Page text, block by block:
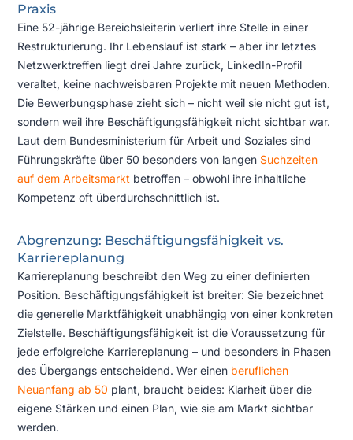
Praxis
Eine 52-jährige Bereichsleiterin verliert ihre Stelle in einer
Restrukturierung. Ihr Lebenslauf ist stark – aber ihr letztes
Netzwerktreffen liegt drei Jahre zurück, LinkedIn-Profil
veraltet, keine nachweisbaren Projekte mit neuen Methoden.
Die Bewerbungsphase zieht sich – nicht weil sie nicht gut ist,
sondern weil ihre Beschäftigungsfähigkeit nicht sichtbar war.
Laut dem Bundesministerium für Arbeit und Soziales sind
Führungskräfte über 50 besonders von langen Suchzeiten
auf dem Arbeitsmarkt betroffen – obwohl ihre inhaltliche
Kompetenz oft überdurchschnittlich ist.
Abgrenzung: Beschäftigungsfähigkeit vs.
Karriereplanung
Karriereplanung beschreibt den Weg zu einer definierten
Position. Beschäftigungsfähigkeit ist breiter: Sie bezeichnet
die generelle Marktfähigkeit unabhängig von einer konkreten
Zielstelle. Beschäftigungsfähigkeit ist die Voraussetzung für
jede erfolgreiche Karriereplanung – und besonders in Phasen
des Übergangs entscheidend. Wer einen beruflichen
Neuanfang ab 50 plant, braucht beides: Klarheit über die
eigene Stärken und einen Plan, wie sie am Markt sichtbar
werden.